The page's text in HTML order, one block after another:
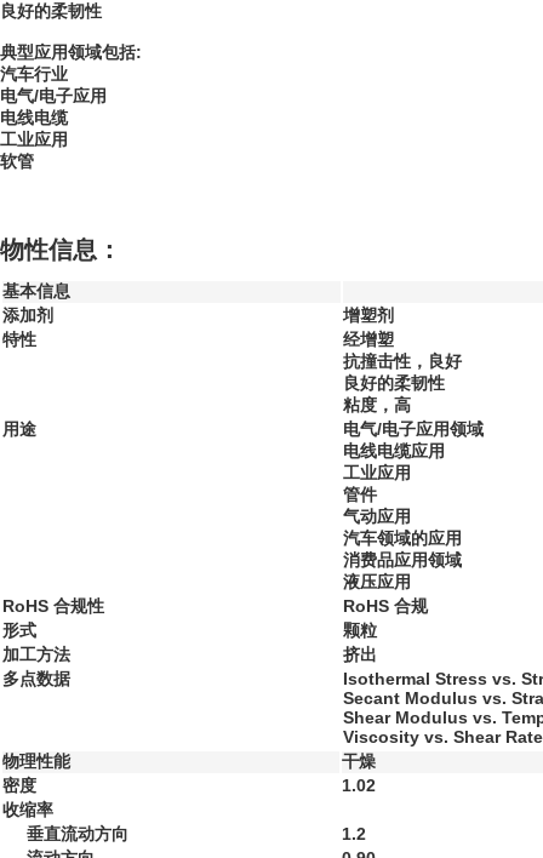
良好的柔韧性
典型应用领域包括:
汽车行业
电气/电子应用
电线电缆
工业应用
软管
物性信息：
基本信息
添加剂
增塑剂
特性
经增塑
抗撞击性，良好
良好的柔韧性
粘度，高
用途
电气/电子应用领域
电线电缆应用
工业应用
管件
气动应用
汽车领域的应用
消费品应用领域
液压应用
RoHS 合规性
RoHS 合规
形式
颗粒
加工方法
挤出
多点数据
Isothermal Stress vs.
Secant Modulus vs.
Shear Modulus vs.
Viscosity vs. Shear
物理性能
干燥
密度
1.02
收缩率
垂直流动方向
1.2